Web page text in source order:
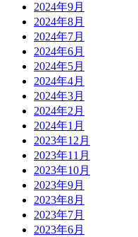
2024年9月
2024年8月
2024年7月
2024年6月
2024年5月
2024年4月
2024年3月
2024年2月
2024年1月
2023年12月
2023年11月
2023年10月
2023年9月
2023年8月
2023年7月
2023年6月